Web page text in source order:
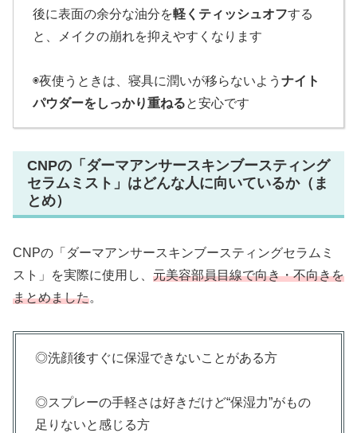
後に表面の余分な油分を軽くティッシュオフする
と、メイクの崩れを抑えやすくなります
◉夜使うときは、寝具に潤いが移らないよう ナイト
パウダーをしっかり重ねると安心です
CNPの「ダーマアンサースキンブースティング
セラムミスト」はどんな人に向いているか（ま
とめ）
CNPの「ダーマアンサースキンブースティングセラムミ
スト」を実際に使用し、 元美容部員目線で向き・不向きを
まとめました。
◎洗顔後すぐに保湿できないことがある方
◎スプレーの手軽さは好きだけど“保湿力”がもの
足りないと感じる方